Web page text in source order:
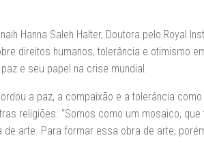
Hanna Saleh Halter, Doutora pelo Royal
direitos humanos, tolerância e otimismo
e seu papel na crise mundial.
a paz, a compaixão e a tolerância
religiões. “Somos como um mosaico, que
arte. Para formar essa obra de arte,